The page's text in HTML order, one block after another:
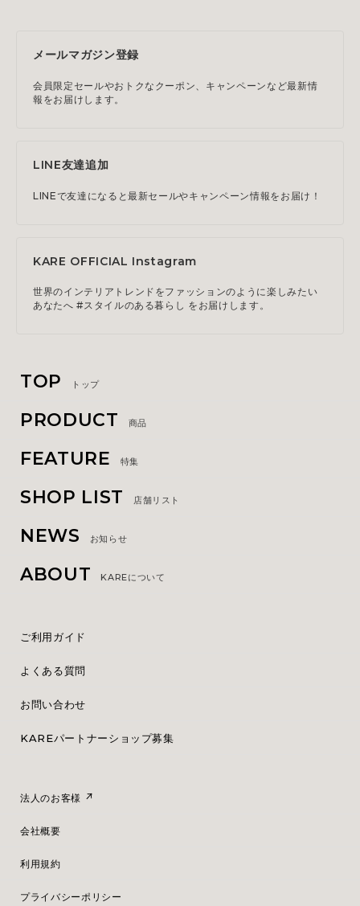
メールマガジン登録
会員限定セールやおトクなクーポン、キャンペーンなど最新情
報をお届けします。
LINE友達追加
LINEで友達になると最新セールやキャンペーン情報をお届け！
KARE OFFICIAL Instagram
世界のインテリアトレンドをファッションのように楽しみたい
あなたへ #スタイルのある暮らし をお届けします。
TOP トップ
PRODUCT 商品
FEATURE 特集
SHOP LIST 店舗リスト
NEWS お知らせ
ABOUT KAREについて
ご利用ガイド
よくある質問
お問い合わせ
KAREパートナーショップ募集
法人のお客様
会社概要
利用規約
プライバシーポリシー